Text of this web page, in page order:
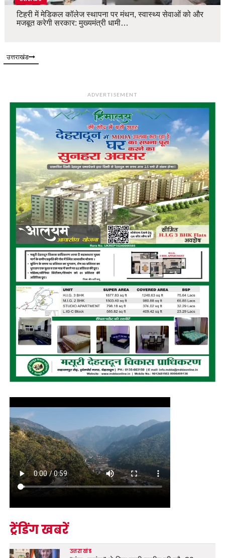
टिहरी में मेडिकल कॉलेज स्थापना पर मंथन, स्वास्थ्य सेवाओं को और
मजबूत करेगी सरकार: मुख्यमंत्री धामी…
उत्तराखंड
ADVERTISEMENT
ट्रेंडिंग खबरें
उत्तराखंड